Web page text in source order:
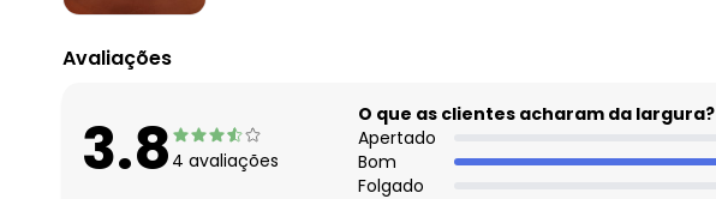
Avaliações
3.8 4 avaliações
O que as clientes acharam da largura?
Apertado
Bom
Folgado